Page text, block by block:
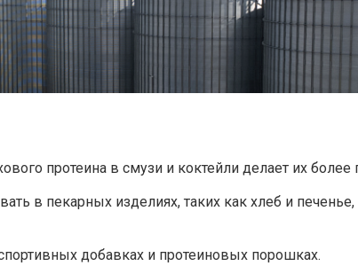
протеина в смузи и коктейли делает их более
в пекарных изделиях, таких как хлеб и
добавках и протеиновых порошках.